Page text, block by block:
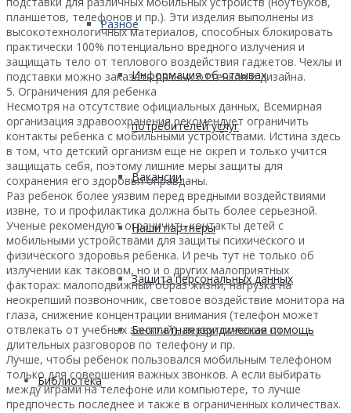
Разное
Информация об отзывах
потребителей услуг
Вакансии
Наши партнеры
Защита персональных данных
Бесплатная юридическая помощь
Библиотека
планшетов, телефонов и пр.). Эти изделия выполнены из
высокотехнологичных материалов, способных блокировать
практически 100% потенциально вредного излучения и
защищать тело от теплового воздействия гаджетов. Чехлы и
подставки можно заказать разных оттенков и дизайна.
5. Ограничения для ребенка
Несмотря на отсутствие официальных данных, Всемирная
организация здравоохранения рекомендует ограничить
контакты ребенка с мобильными устройствами. Истина здесь
в том, что детский организм еще не окреп и только учится
защищать себя, поэтому лишние меры защиты для
сохранения его здоровья оправданы.
Раз ребенок более уязвим перед вредными воздействиями
извне, то и профилактика должна быть более серьезной.
Ученые рекомендуют ограничить контакты детей с
мобильными устройствами для защиты психического и
физического здоровья ребенка. И речь тут не только об
излучении как таковом, но и о других малоприятных
факторах: малоподвижный образ жизни, нагрузка на
неокрепший позвоночник, световое воздействие монитора на
глаза, снижение концентрации внимания (телефон может
отвлекать от учебных занятий), переутомление от
длительных разговоров по телефону и пр.
Лучше, чтобы ребенок пользовался мобильным телефоном
только для совершения важных звонков. А если выбирать
между играми на телефоне или компьютере, то лучше
предпочесть последнее и также в ограниченных количествах.